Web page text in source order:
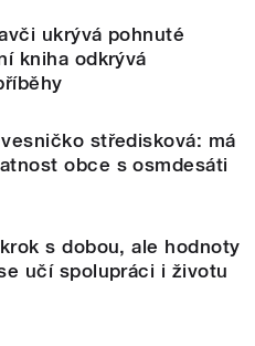
ukrývá pohnuté
kniha odkrývá
středisková: má
obce s osmdesáti
s dobou, ale hodnoty
učí spolupráci i životu